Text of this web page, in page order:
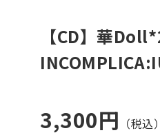
【CD】華
3,300円